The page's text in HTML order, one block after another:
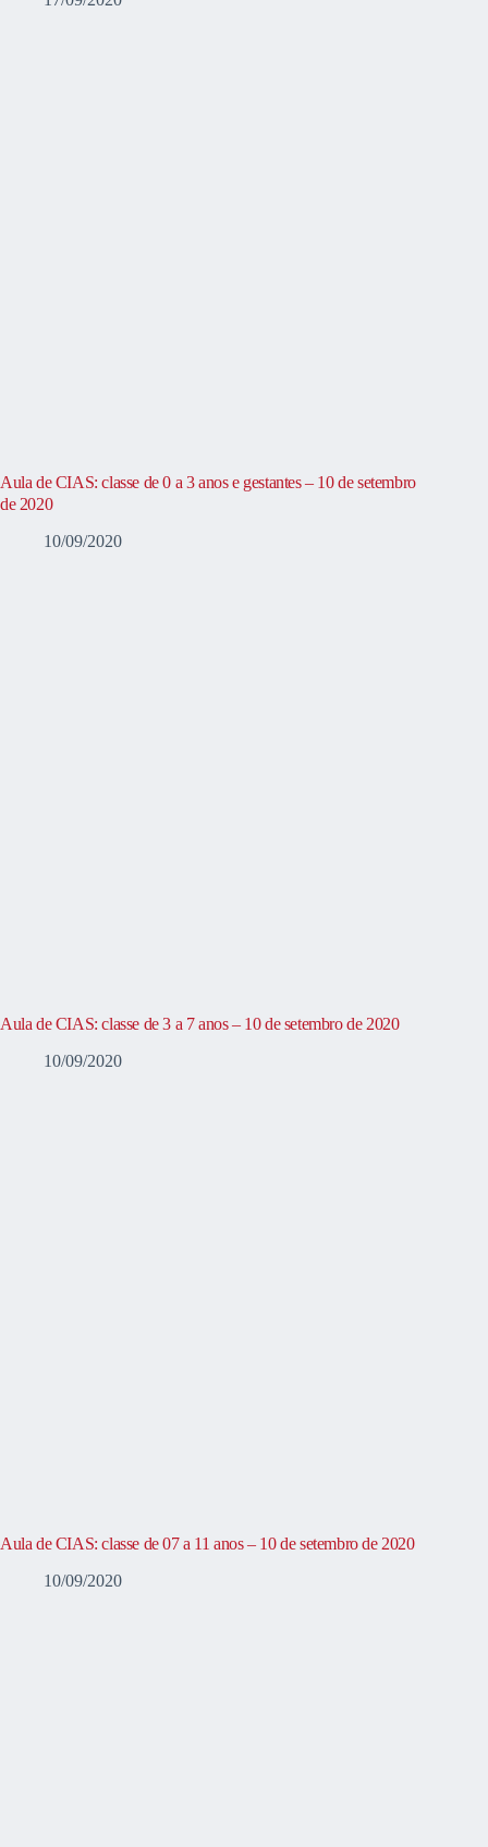
Aula de CIAS: classe de 0 a 3 anos e gestantes – 10 de setembro
de 2020
10/09/2020
Aula de CIAS: classe de 3 a 7 anos – 10 de setembro de 2020
10/09/2020
Aula de CIAS: classe de 07 a 11 anos – 10 de setembro de 2020
10/09/2020